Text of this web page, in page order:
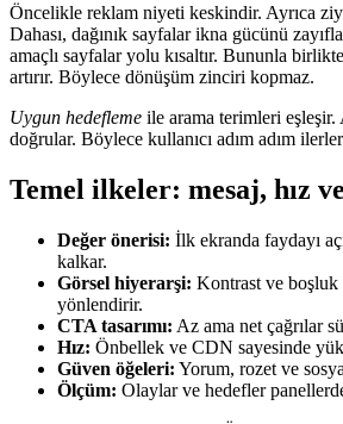
Öncelikle reklam niyeti keskindir. Ayrıca
Dahası, dağınık sayfalar ikna gücünü
amaçlı sayfalar yolu kısaltır. Bununla
artırır. Böylece dönüşüm zinciri kopmaz.
Uygun hedefleme ile arama terimleri eşleşir.
doğrular. Böylece kullanıcı adım adım
Temel ilkeler: mesaj, hız
Değer önerisi: İlk ekranda faydayı
kalkar.
Görsel hiyerarşi: Kontrast ve
yönlendirir.
CTA tasarımı: Az ama net çağrılar
Hız: Önbellek ve CDN sayesinde
Güven öğeleri: Yorum, rozet ve
Ölçüm: Olaylar ve hedefler